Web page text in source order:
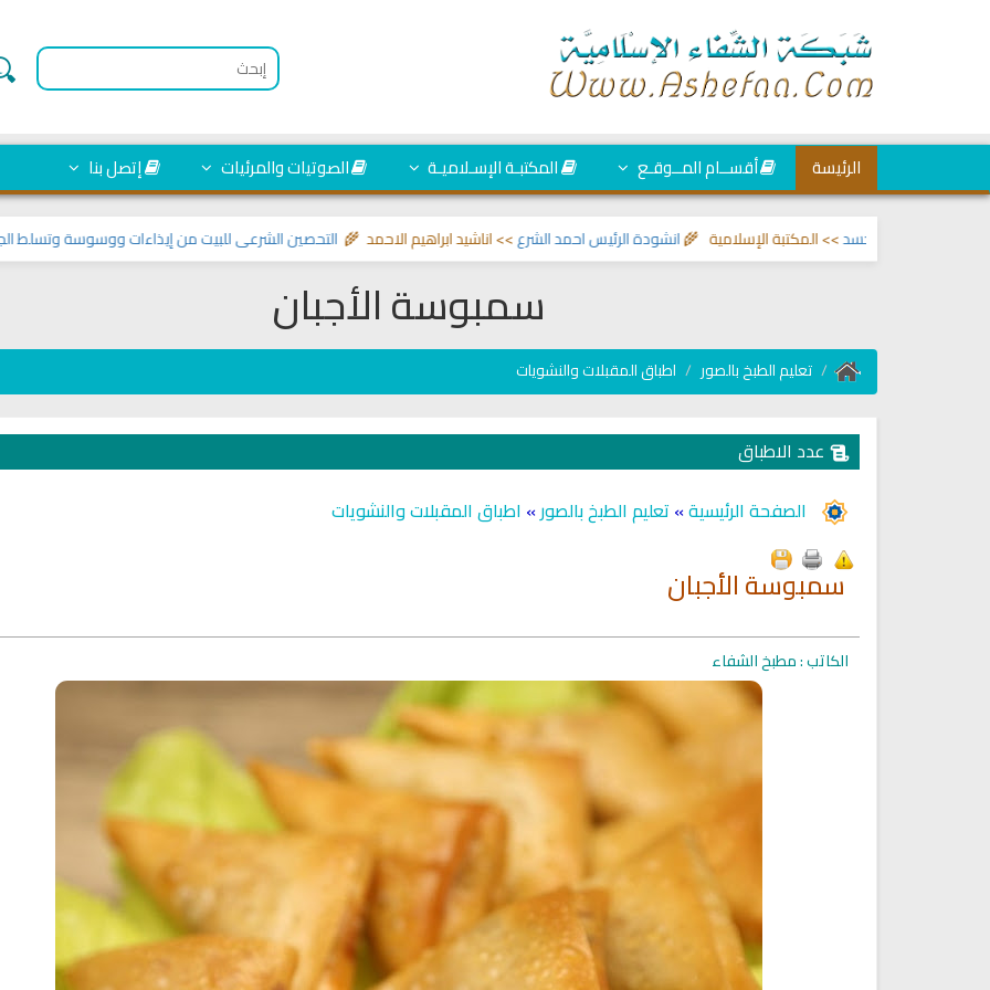
الرئيسة أقســام المــوقـع المكتبـة الإسـلاميـة الصوتيات والمرئيات إتصل بنا
التحصين الشرعي للبيت من إيذاءات ووسوسة وتسلط الجن>> انشودة الرئيس احمد الشرع>> اناشيد ابراهيم الاحمد 🌾 >> المكتبة الإسلامية 🌾
سمبوسة الأجبان
تعليم الطبخ بالصور اطباق المقبلات والنشويات
عدد الاطباق
الصفحة الرئيسية» تعليم الطبخ بالصور» اطباق المقبلات والنشويات
سمبوسة الأجبان
الكاتب : مطبخ الشفاء
Ruqyah according to the Quran
and Sunnah to treat witchcraft,
Ruqyah Shariah
Ruqyah Shariah Full Mishary
Rashid Al Afasy Mp3 الرقية
Ruqyah Shariah
Sihir Jin Yahudi pada Seorang
Wanita
Shariah
Spell on a Woman